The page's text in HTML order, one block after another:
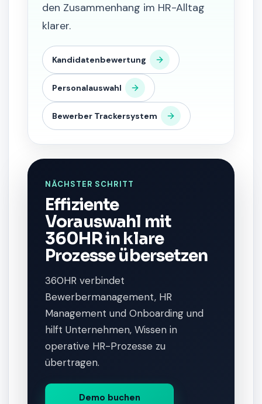
den Zusammenhang im HR-Alltag
klarer.
Kandidatenbewertung
Personalauswahl
Bewerber Trackersystem
NÄCHSTER SCHRITT
Effiziente
Vorauswahl mit
360HR in klare
Prozesse übersetzen
360HR verbindet
Bewerbermanagement, HR
Management und Onboarding und
hilft Unternehmen, Wissen in
operative HR-Prozesse zu
übertragen.
Demo buchen